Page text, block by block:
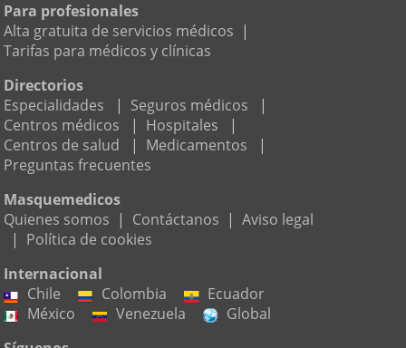
Para profesionales
Alta gratuita de servicios médicos |
Tarifas para médicos y clínicas
Directorios
Especialidades
| Seguros médicos
|
Centros médicos
| Hospitales
|
Centros de salud
| Medicamentos
|
Preguntas frecuentes
Masquemedicos
Quienes somos | Contáctanos | Aviso legal
| Política de cookies
Internacional
Chile
Colombia
Ecuador
México
Venezuela
Global